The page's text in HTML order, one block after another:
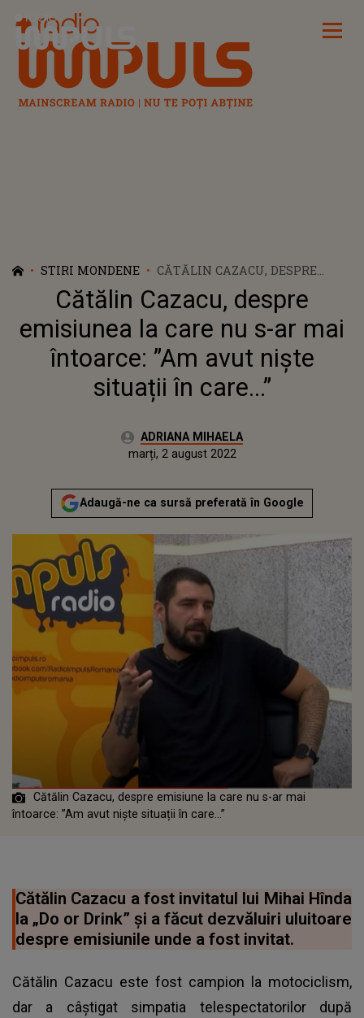
Radio Impuls
STIRI MONDENE
CĂTĂLIN CAZACU, DESPRE
EMISIUNEA LA CARE NU S-AR
MAI ÎNTOARCE: ”AM AVUT
NIȘTE SITUAȚII ÎN CARE...”
Cătălin Cazacu, despre
emisiunea la care nu s-ar mai
întoarce: ”Am avut niște
situații în care...”
Autor:ADRIANA MIHAELA
Actualizat:
marți, 2 august 2022
Adaugă-ne ca sursă preferată în Google
Cătălin Cazacu, despre emisiune la care nu s-ar mai
întoarce: ”Am avut niște situații în care...”
Cătălin Cazacu a fost invitatul lui Mihai Hînda
la „Do or Drink” și a făcut dezvăluiri uluitoare
despre emisiunile unde a fost invitat.
Cătălin Cazacu este fost campion la motociclism,
dar a câștigat simpatia telespectatorilor după